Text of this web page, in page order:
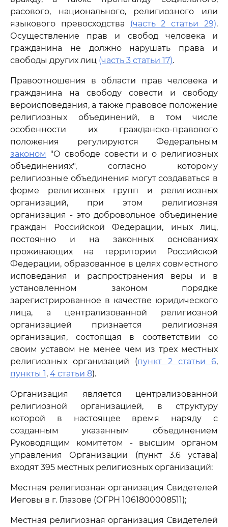
расового, национального, религиозного или
языкового превосходства (часть 2 статьи 29).
Осуществление прав и свобод человека и
гражданина не должно нарушать права и
свободы других лиц (часть 3 статьи 17).
Правоотношения в области прав человека и
гражданина на свободу совести и свободу
вероисповедания, а также правовое положение
религиозных объединений, в том числе
особенности их гражданско-правового
положения регулируются Федеральным
законом "О свободе совести и о религиозных
объединениях", согласно которому
религиозные объединения могут создаваться в
форме религиозных групп и религиозных
организаций, при этом религиозная
организация - это добровольное объединение
граждан Российской Федерации, иных лиц,
постоянно и на законных основаниях
проживающих на территории Российской
Федерации, образованное в целях совместного
исповедания и распространения веры и в
установленном законом порядке
зарегистрированное в качестве юридического
лица, а централизованной религиозной
организацией признается религиозная
организация, состоящая в соответствии со
своим уставом не менее чем из трех местных
религиозных организаций (пункт 2 статьи 6,
пункты 1, 4 статьи 8).
Организация является централизованной
религиозной организацией, в структуру
которой в настоящее время наряду с
созданным указанным объединением
Руководящим комитетом - высшим органом
управления Организации (пункт 3.6 устава)
входят 395 местных религиозных организаций:
Местная религиозная организация Свидетелей
Иеговы в г. Глазове (ОГРН 1061800008511);
Местная религиозная организация Свидетелей